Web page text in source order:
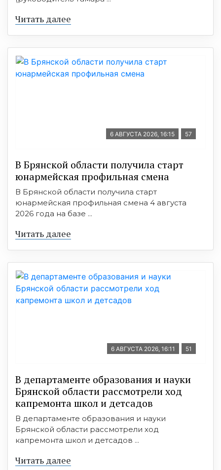
Читать далее
6 АВГУСТА 2026, 16:15 57
В Брянской области получила старт
юнармейская профильная смена
В Брянской области получила старт
юнармейская профильная смена 4 августа
2026 года на базе ...
Читать далее
6 АВГУСТА 2026, 16:11 51
В департаменте образования и науки
Брянской области рассмотрели ход
капремонта школ и детсадов
В департаменте образования и науки
Брянской области рассмотрели ход
капремонта школ и детсадов ...
Читать далее